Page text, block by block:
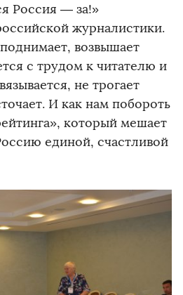
Россия — за!»
журналистики.
возвышает
с трудом к читателю и
не трогает
И как нам побороть
который мешает
единой, счастливой